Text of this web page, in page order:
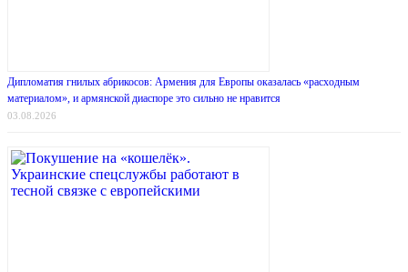
Дипломатия гнилых абрикосов: Армения для Европы оказалась «расходным
материалом», и армянской диаспоре это сильно не нравится
03.08.2026